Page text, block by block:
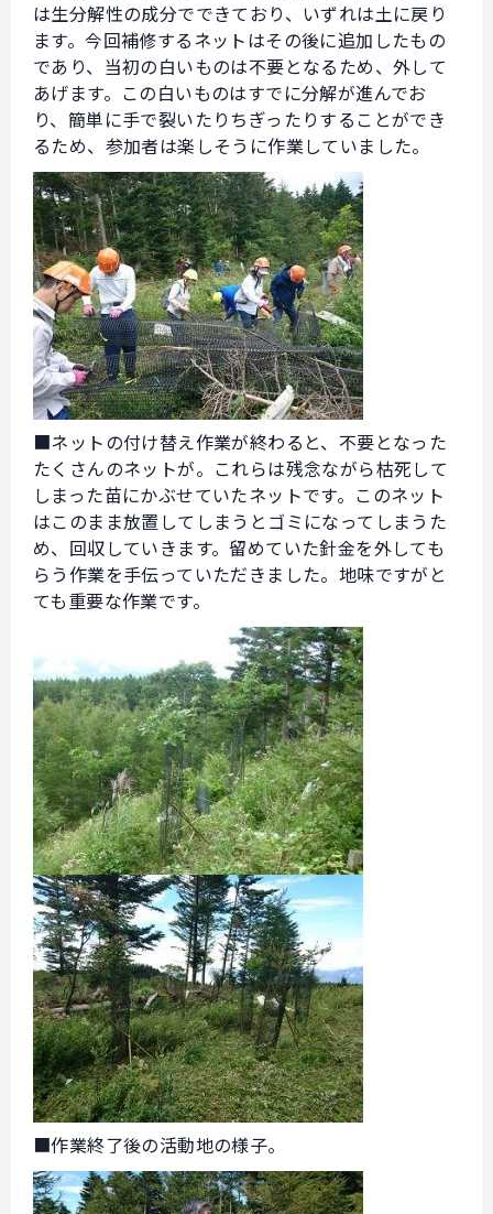
は生分解性の成分でできており、いずれは土に戻り
ます。今回補修するネットはその後に追加したもの
であり、当初の白いものは不要となるため、外して
あげます。この白いものはすでに分解が進んでお
り、簡単に手で裂いたりちぎったりすることができ
るため、参加者は楽しそうに作業していました。
■ネットの付け替え作業が終わると、不要となった
たくさんのネットが。これらは残念ながら枯死して
しまった苗にかぶせていたネットです。このネット
はこのまま放置してしまうとゴミになってしまうた
め、回収していきます。留めていた針金を外しても
らう作業を手伝っていただきました。地味ですがと
ても重要な作業です。
■作業終了後の活動地の様子。